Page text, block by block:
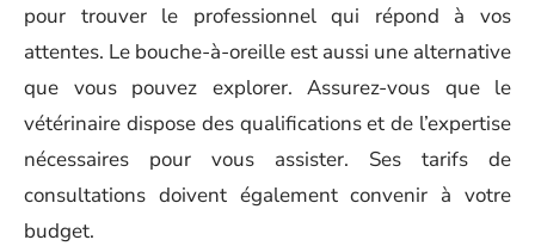
pour trouver le professionnel qui répond à vos
attentes. Le bouche-à-oreille est aussi une alternative
que vous pouvez explorer. Assurez-vous que le
vétérinaire dispose des qualifications et de l’expertise
nécessaires pour vous assister. Ses tarifs de
consultations doivent également convenir à votre
budget.